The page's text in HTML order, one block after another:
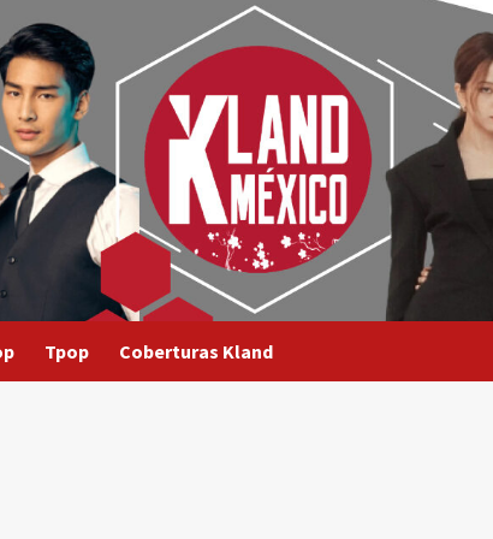
Tpop Coberturas Kland